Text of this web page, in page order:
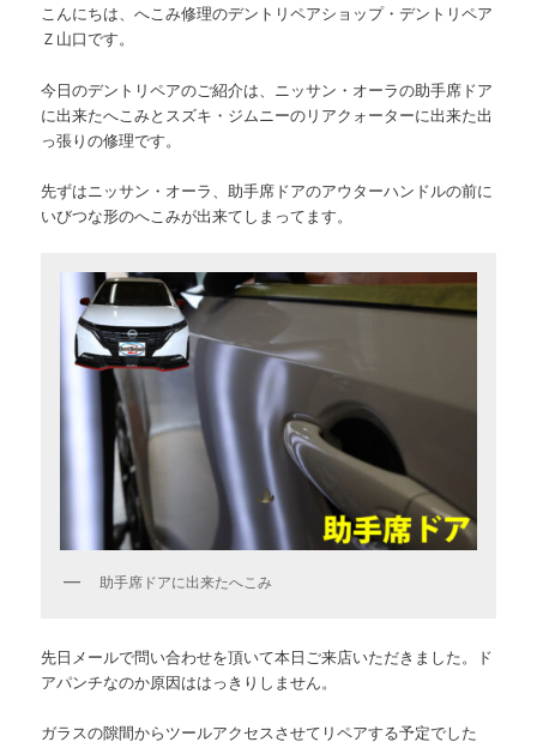
こんにちは、へこみ修理のデントリペアショップ・デントリペア
Ｚ山口です。
今日のデントリペアのご紹介は、ニッサン・オーラの助手席ドア
に出来たへこみとスズキ・ジムニーのリアクォーターに出来た出
っ張りの修理です。
先ずはニッサン・オーラ、助手席ドアのアウターハンドルの前に
いびつな形のへこみが出来てしまってます。
助手席ドアに出来たへこみ
先日メールで問い合わせを頂いて本日ご来店いただきました。ド
アパンチなのか原因ははっきりしません。
ガラスの隙間からツールアクセスさせてリペアする予定でした